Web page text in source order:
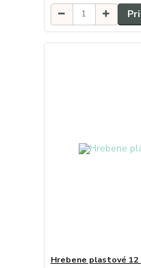
Hrebene plastové 12